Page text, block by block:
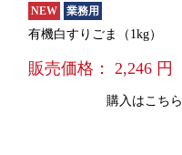
NEW 業務用
有機白すりごま（1kg）
販売価格： 2,246 円
購入はこちら